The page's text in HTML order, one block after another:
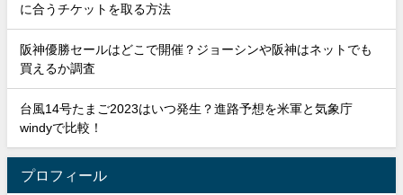
に合うチケットを取る方法
阪神優勝セールはどこで開催？ジョーシンや阪神はネットでも
買えるか調査
台風14号たまご2023はいつ発生？進路予想を米軍と気象庁
windyで比較！
プロフィール